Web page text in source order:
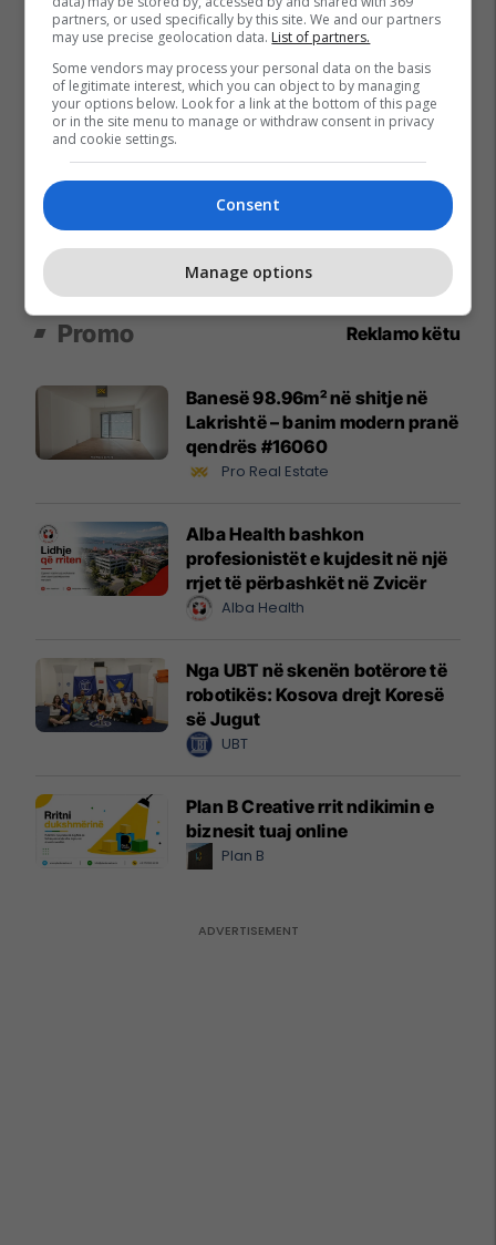
Promo Reklamo këtu
Banesë 98.96m² në shitje në
Lakrishtë – banim modern pranë
qendrës #16060
Pro Real Estate
Alba Health bashkon
profesionistët e kujdesit në një
rrjet të përbashkët në Zvicër
Alba Health
Nga UBT në skenën botërore të
robotikës: Kosova drejt Koresë
së Jugut
UBT
Plan B Creative rrit ndikimin e
biznesit tuaj online
Plan B
partners, or used specifically by this site. We and our partners
may use precise geolocation data. List of partners.
Some vendors may process your personal data on the basis
of legitimate interest, which you can object to by managing
your options below. Look for a link at the bottom of this page
or in the site menu to manage or withdraw consent in privacy
and cookie settings.
Consent
Manage options